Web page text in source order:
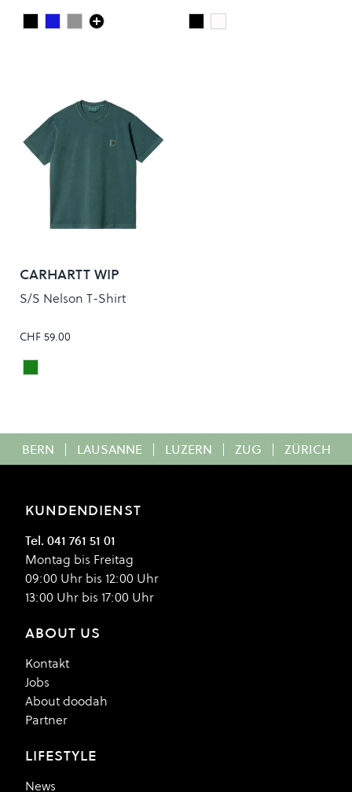
Colour
Deep Black
Steel Blue
FADED GREY Colour
Black/Gold
White/Gold
CARHARTT WIP
S/S Nelson T-Shirt
CHF 59.00
Colour
BOTANIC
BERN | LAUSANNE | LUZERN | ZUG | ZÜRICH
KUNDENDIENST
Tel. 041 761 51 01
Montag bis Freitag
09:00 Uhr bis 12:00 Uhr
13:00 Uhr bis 17:00 Uhr
ABOUT US
Kontakt
Jobs
About doodah
Partner
LIFESTYLE
News